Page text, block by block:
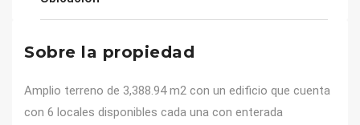
Sobre la propiedad
Amplio terreno de 3,388.94 m2 con un edificio que cuenta
con 6 locales disponibles cada una con enterada